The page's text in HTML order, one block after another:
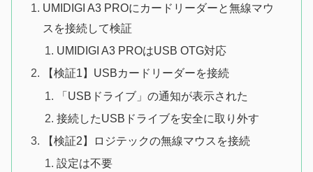
UMIDIGI A3 PROにカードリーダーと無線マウ
スを接続して検証
UMIDIGI A3 PROはUSB OTG対応
【検証1】USBカードリーダーを接続
「USBドライブ」の通知が表示された
接続したUSBドライブを安全に取り外す
【検証2】ロジテックの無線マウスを接続
設定は不要